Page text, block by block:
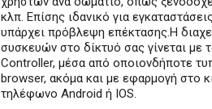
κλπ. Επίσης ιδανικό για
υπάρχει πρόβλεψη επέκτασης.Η
συσκευών στο δίκτυό σας γίνεται με
Controller, μέσα από οποιονδήποτε
browser, ακόμα και με εφαρμογή στο
τηλέφωνο Android ή IOS.